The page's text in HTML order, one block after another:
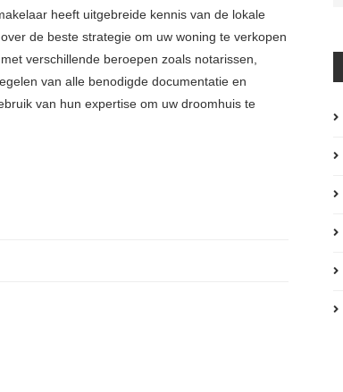
heeft uitgebreide kennis van de lokale
de beste strategie om uw woning te verkopen
verschillende beroepen zoals notarissen,
van alle benodigde documentatie en
van hun expertise om uw droomhuis te